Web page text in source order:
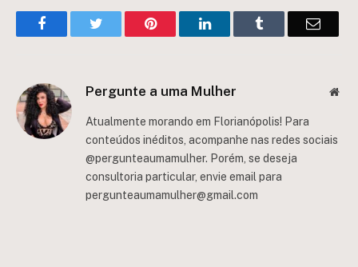
FacebookTwitter Pinterest LinkedInTumblr Email
Pergunte a uma Mulher
Atualmente morando em Florianópolis! Para
conteúdos inéditos, acompanhe nas redes sociais
@pergunteaumamulher. Porém, se deseja
consultoria particular, envie email para
pergunteaumamulher@gmail.com